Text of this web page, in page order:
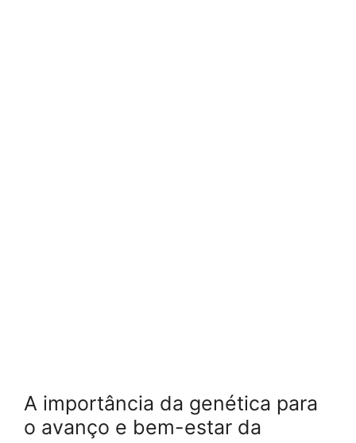
A importância da genética para
o avanço e bem-estar da